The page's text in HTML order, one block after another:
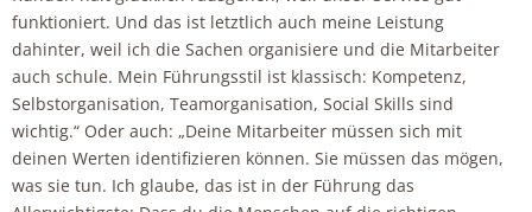
funktioniert. Und das ist letztlich auch meine Leistung
dahinter, weil ich die Sachen organisiere und die Mitarbeiter
auch schule. Mein Führungsstil ist klassisch: Kompetenz,
Selbstorganisation, Teamorganisation, Social Skills sind
wichtig.“ Oder auch: „Deine Mitarbeiter müssen sich mit
deinen Werten identifizieren können. Sie müssen das mögen,
was sie tun. Ich glaube, das ist in der Führung das